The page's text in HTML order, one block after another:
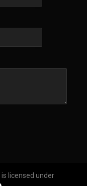
is licensed under